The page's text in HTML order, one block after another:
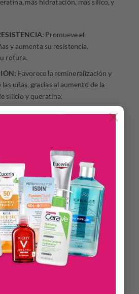
×
más hidratación, más silico, y
Promueve el
y aumenta su resistencia,
rotura.
Favorece la remineralización y
uñas, gracias al aumento de la
silicio y queratina.
y dureza de las uñas:
ingredientes que ayudan a aumentar
de queratina para que las uñas sean
ácido hialurónico catiónico, hidrata en
aumentando la flexibilidad
de rotura, para lucir unas uñas bellas y
exógeno a las uñas, aumentando hasta